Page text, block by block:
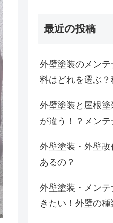
最近の投稿
外壁塗装のメン
料はどれを選ぶ？
外壁塗装と屋根
が違う！？メン
外壁塗装・外壁
あるの？
外壁塗装・メン
きたい！外壁の種